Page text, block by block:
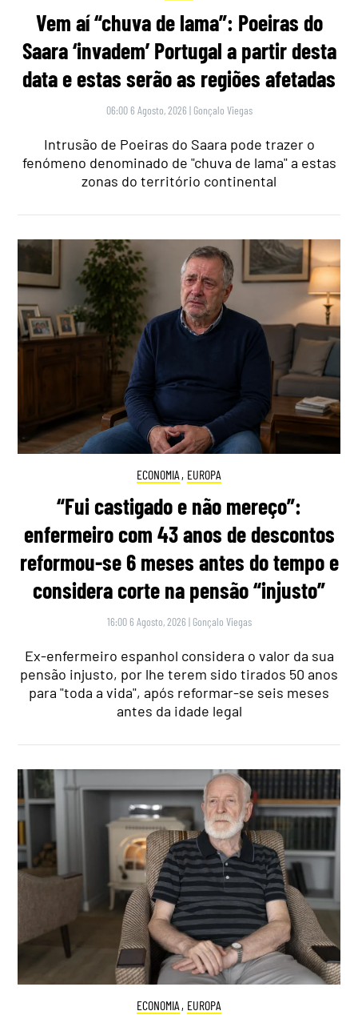
Vem aí “chuva de lama”: Poeiras do
Saara ‘invadem’ Portugal a partir desta
data e estas serão as regiões afetadas
06:00 6 Agosto, 2026 | Gonçalo Viegas
Intrusão de Poeiras do Saara pode trazer o
fenómeno denominado de "chuva de lama" a estas
zonas do território continental
ECONOMIA , EUROPA
“Fui castigado e não mereço”:
enfermeiro com 43 anos de descontos
reformou-se 6 meses antes do tempo e
considera corte na pensão “injusto”
16:00 6 Agosto, 2026 | Gonçalo Viegas
Ex-enfermeiro espanhol considera o valor da sua
pensão injusto, por lhe terem sido tirados 50 anos
para "toda a vida", após reformar-se seis meses
antes da idade legal
ECONOMIA , EUROPA